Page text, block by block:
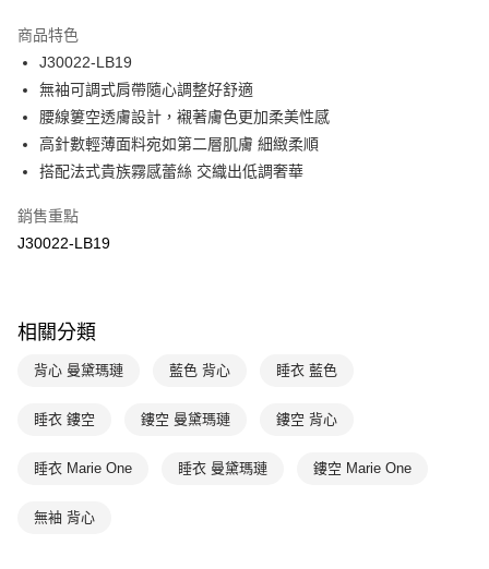
合作金庫商業銀行
華南商業銀行
上海商業儲蓄銀行
國泰世華商業銀行
兆豐國際商業銀行
臺灣中小企業銀行
台中商業銀行
匯豐（台灣）商業銀行
華泰商業銀行
聯邦商業銀行
遠東國際商業銀行
元大商業銀行
台新國際商業銀行
LINE Pay
Apple Pay
悠遊付
全盈+PAY
AFTEE先享後付
AFTEE先享後付是「在收到商品之後才付款」的支付方式。 讓您購物簡單
便利好安心！
１．簡單：不需註冊會員、不需綁卡、不需儲值。
１．於結帳方式選擇「AFTEE先享後付」後，將跳轉至「AFTEE先享後付」
３．收到繳費通知簡訊後14天內，點擊此簡訊中的連結，可透過四大超商／
ATM付款
運送方式
全家取貨付款$888免運-以PackAge+配客嘉循環箱包裝寄出
付款後全家取貨$888免運-以PackAge+配客嘉循環箱包裝寄出
每筆NT$90，滿NT$888(含以上)免運費
商品特色
J30022-LB19
無袖可調式肩帶隨心調整好舒適
腰線簍空透膚設計，襯著膚色更加柔美性感
高針數輕薄面料宛如第二層肌膚 細緻柔順
搭配法式貴族霧感蕾絲 交織出低調奢華
銷售重點
J30022-LB19
相關分類
背心 曼黛瑪璉 藍色 背心 睡衣 藍色
睡衣 鏤空 鏤空 曼黛瑪璉 鏤空 背心
睡衣 Marie One 睡衣 曼黛瑪璉 鏤空 Marie One
無袖 背心